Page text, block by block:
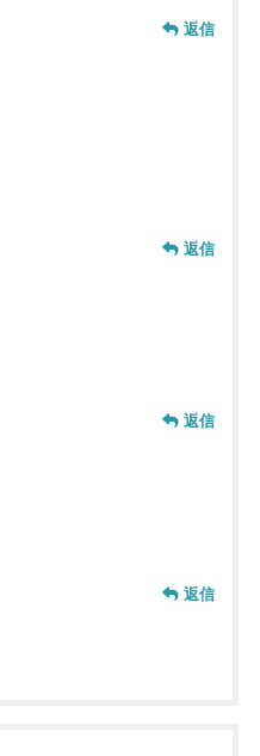
返信
返信
返信
返信